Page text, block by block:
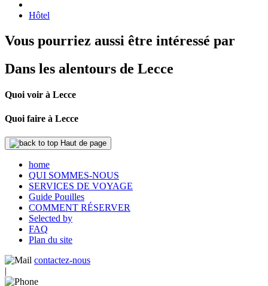
Hôtel
Vous pourriez aussi être intéressé par
Dans les alentours de Lecce
Quoi voir à Lecce
Quoi faire à Lecce
Haut de page
home
QUI SOMMES-NOUS
SERVICES DE VOYAGE
Guide Pouilles
COMMENT RÉSERVER
Selected by
FAQ
Plan du site
contactez-nous
|